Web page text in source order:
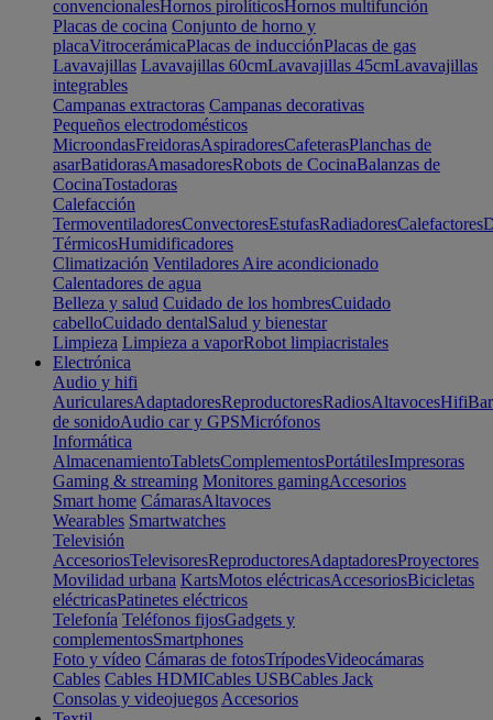
convencionalesHornos pirolíticosHornos multifunción
Placas de cocina Conjunto de horno y
placaVitrocerámicaPlacas de inducciónPlacas de gas
Lavavajillas Lavavajillas 60cmLavavajillas 45cmLavavajillas
integrables
Campanas extractoras Campanas decorativas
Pequeños electrodomésticos
MicroondasFreidorasAspiradoresCafeterasPlanchas de
asarBatidorasAmasadoresRobots de CocinaBalanzas de
CocinaTostadoras
Calefacción
TermoventiladoresConvectoresEstufasRadiadoresCalefactores
TérmicosHumidificadores
Climatización Ventiladores Aire acondicionado
Calentadores de agua
Belleza y salud Cuidado de los hombresCuidado
cabelloCuidado dentalSalud y bienestar
Limpieza Limpieza a vaporRobot limpiacristales
Electrónica
Audio y hifi
AuricularesAdaptadoresReproductoresRadiosAltavocesHifi
de sonidoAudio car y GPSMicrófonos
Informática
AlmacenamientoTabletsComplementosPortátilesImpresoras
Gaming & streaming Monitores gamingAccesorios
Smart home CámarasAltavoces
Wearables Smartwatches
Televisión
AccesoriosTelevisoresReproductoresAdaptadoresProyectores
Movilidad urbana KartsMotos eléctricasAccesoriosBicicletas
eléctricasPatinetes eléctricos
Telefonía Teléfonos fijosGadgets y
complementosSmartphones
Foto y vídeo Cámaras de fotosTrípodesVideocámaras
Cables Cables HDMICables USBCables Jack
Consolas y videojuegos Accesorios